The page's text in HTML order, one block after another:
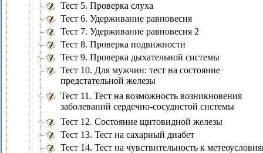
Тест 5. Проверка слуха
Тест 6. Удерживание равновесия
Тест 7. Удерживание равновесия 2
Тест 8. Проверка подвижности
Тест 9. Проверка дыхательной системы
Тест 10. Для мужчин: тест на состояние
предстательной железы
Тест 11. Тест на возможность возникновения
заболеваний сердечно-сосудистой системы
Тест 12. Состояние щитовидной железы
Тест 13. Тест на сахарный диабет
Тест 14. Тест на чувствительность к